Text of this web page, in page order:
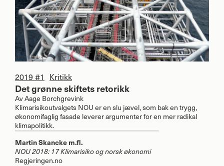
2019 #1 Kritikk
Det grønne skiftets retorikk
AvAage Borchgrevink
Klimarisikoutvalgets NOU er en slu jævel, som bak en trygg,
økonomifaglig fasade leverer argumenter for en mer radikal
klimapolitikk.
Martin Skancke m.fl.
NOU2018: 17 Klimarisiko og norsk økonomi
Regjeringen.no